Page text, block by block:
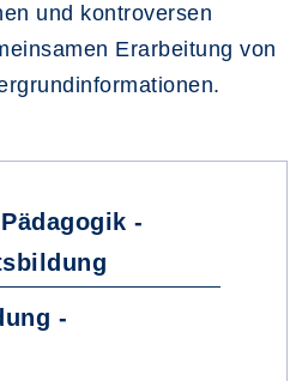
und kontroversen
Erarbeitung von
-
-